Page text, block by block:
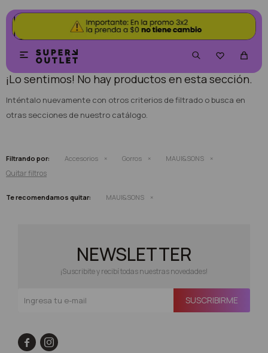

 NO SE HAN RECUPERADO PRODUCTOS
¡Lo sentimos! No hay productos en esta sección.
Inténtalo nuevamente con otros criterios de filtrado o busca en
otras secciones de nuestro catálogo.
Filtrando por: Accesorios Gorros MAUI&SONS
Quitar filtros
Te recomendamos quitar: MAUI&SONS
NEWSLETTER
¡Suscribite y recibí todas nuestras novedades!
SUSCRIBIRME
 